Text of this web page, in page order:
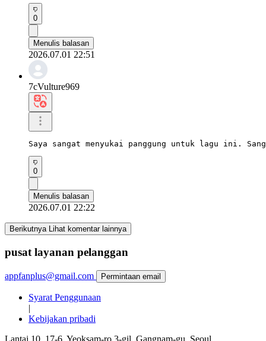
0
Menulis balasan
2026.07.01 22:51
7cVulture969
Saya sangat menyukai panggung untuk lagu ini.
0
Menulis balasan
2026.07.01 22:22
Berikutnya Lihat komentar lainnya
pusat layanan pelanggan
appfanplus@gmail.com Permintaan email
Syarat Penggunaan
|
Kebijakan pribadi
Lantai 10, 17-6, Yeoksam-ro 3-gil, Gangnam-gu, Seoul